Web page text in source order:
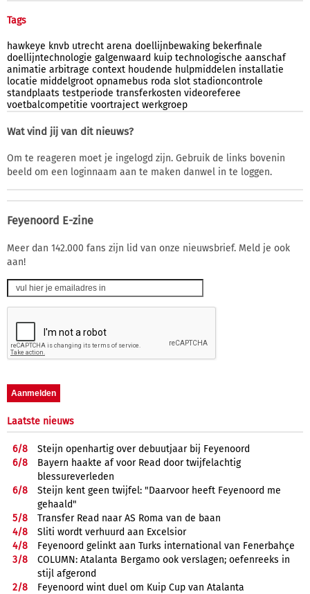
Tags
hawkeye knvb utrecht arena doellijnbewaking bekerfinale
doellijntechnologie galgenwaard kuip technologische aanschaf
animatie arbitrage context houdende hulpmiddelen installatie
locatie middelgroot opnamebus roda slot stadioncontrole
standplaats testperiode transferkosten videoreferee
voetbalcompetitie voortraject werkgroep
Wat vind jij van dit nieuws?
Om te reageren moet je ingelogd zijn. Gebruik de links bovenin
beeld om een loginnaam aan te maken danwel in te loggen.
Feyenoord E-zine
Meer dan 142.000 fans zijn lid van onze nieuwsbrief. Meld je ook
aan!
Laatste nieuws
6/8
Steijn openhartig over debuutjaar bij Feyenoord
6/8
Bayern haakte af voor Read door twijfelachtig
blessureverleden
6/8
Steijn kent geen twijfel: "Daarvoor heeft Feyenoord me
gehaald"
5/8
Transfer Read naar AS Roma van de baan
4/8
Sliti wordt verhuurd aan Excelsior
4/8
Feyenoord gelinkt aan Turks international van Fenerbahçe
3/8
COLUMN: Atalanta Bergamo ook verslagen; oefenreeks in
stijl afgerond
2/8
Feyenoord wint duel om Kuip Cup van Atalanta